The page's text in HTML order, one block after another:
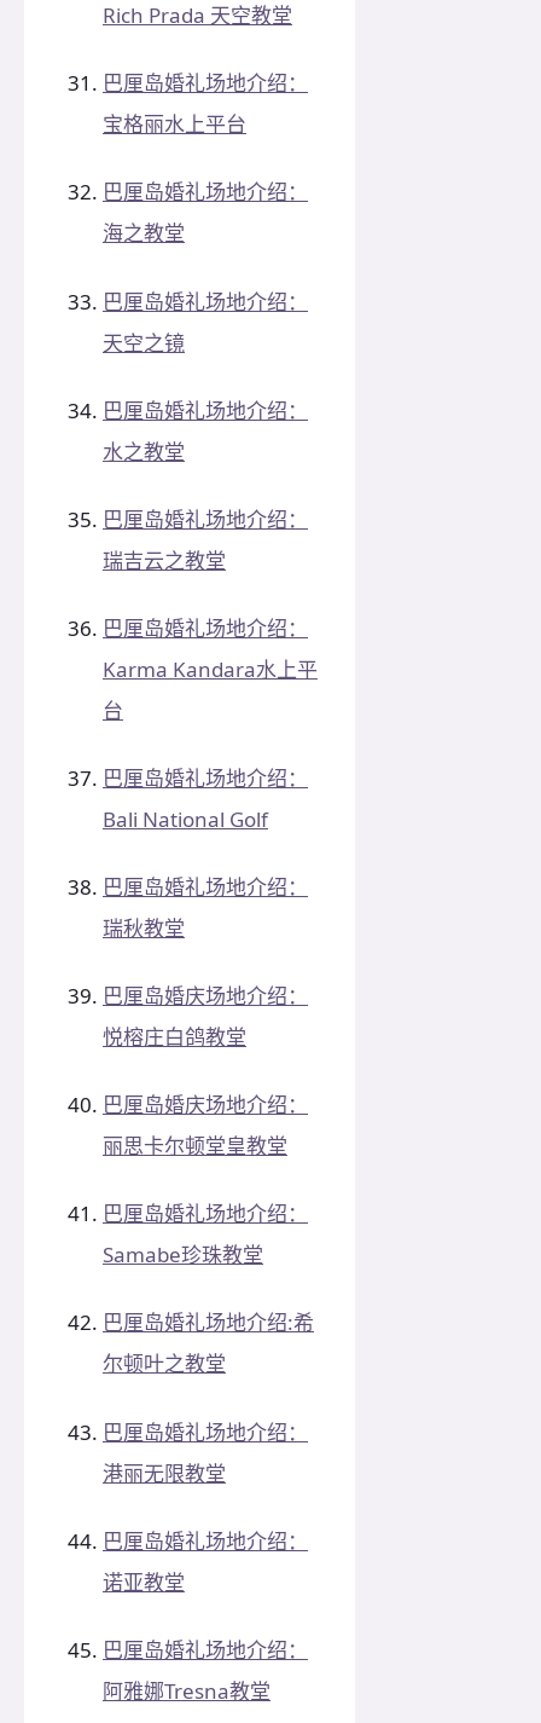
Rich Prada 天空教堂
巴厘岛婚礼场地介绍：
宝格丽水上平台
巴厘岛婚礼场地介绍：
海之教堂
巴厘岛婚礼场地介绍：
天空之镜
巴厘岛婚礼场地介绍：
水之教堂
巴厘岛婚礼场地介绍：
瑞吉云之教堂
巴厘岛婚礼场地介绍：
Karma Kandara水上平
台
巴厘岛婚礼场地介绍：
Bali National Golf
巴厘岛婚礼场地介绍：
瑞秋教堂
巴厘岛婚庆场地介绍：
悦榕庄白鸽教堂
巴厘岛婚庆场地介绍：
丽思卡尔顿堂皇教堂
巴厘岛婚礼场地介绍：
Samabe珍珠教堂
巴厘岛婚礼场地介绍:希
尔顿叶之教堂
巴厘岛婚礼场地介绍：
港丽无限教堂
巴厘岛婚礼场地介绍：
诺亚教堂
巴厘岛婚礼场地介绍：
阿雅娜Tresna教堂